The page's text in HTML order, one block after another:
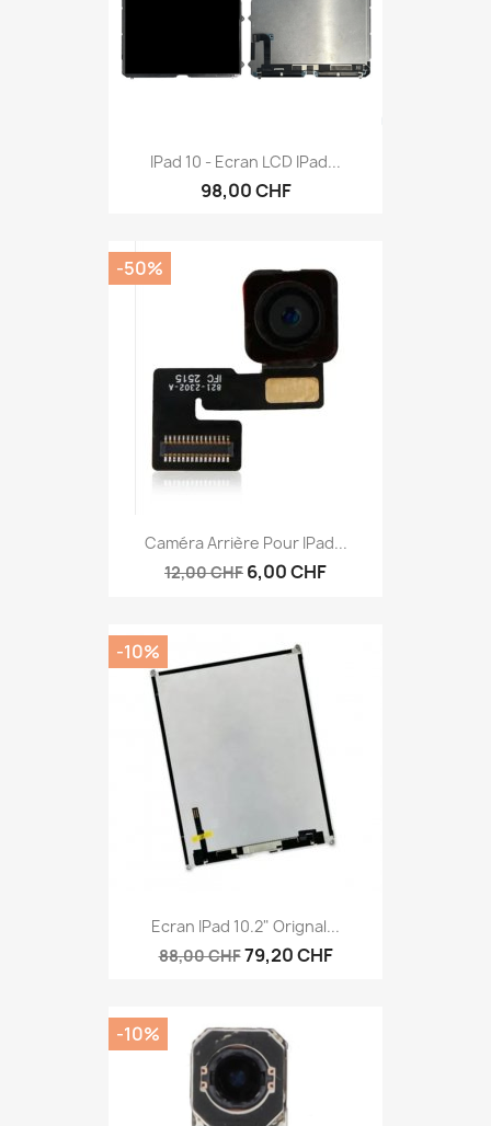
IPad 10 - Ecran LCD IPad...
98,00 CHF
Caméra Arrière Pour IPad...
12,00 CHF 6,00 CHF
-50%
Ecran IPad 10.2" Orignal...
88,00 CHF79,20 CHF
-10%
-10%